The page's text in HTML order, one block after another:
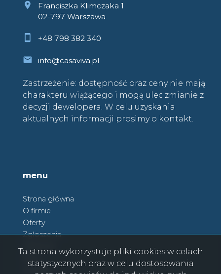
Franciszka Klimczaka 1
02-797 Warszawa
+48 798 382 340
info@casaviva.pl
Zastrzeżenie: dostępność oraz ceny nie mają
charakteru wiążącego i mogą ulec zmianie z
decyzji dewelopera. W celu uzyskania
aktualnych informacji prosimy o kontakt.
menu
Strona główna
O firmie
Oferty
Zgłoszenia
Kontakt
Ta strona wykorzystuje pliki cookies w celach
statystycznych oraz w celu dostosowania